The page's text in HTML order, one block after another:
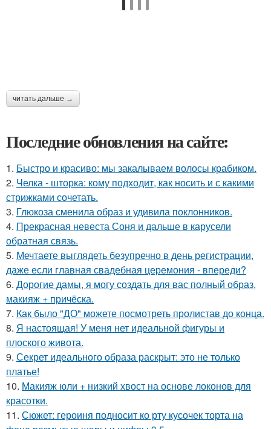
читать дальше →
Последние обновления на сайте:
1. Быстро и красиво: мы закалываем волосы крабиком.
2. Челка - шторка: кому подходит, как носить и с какими
стрижками сочетать.
3. Глюкоза сменила образ и удивила поклонников.
4. Прекрасная невеста Соня и дальше в карусели
обратная связь.
5. Мечтаете выглядеть безупречно в день регистрации,
даже если главная свадебная церемония - впереди?
6. Дорогие дамы, я могу создать для вас полный образ,
макияж + причёска.
7. Как было "ДО" можете посмотреть пролистав до конца.
8. Я настоящая! У меня нет идеальной фигуры и
плоского живота.
9. Секрет идеального образа раскрыт: это не только
платье!
10. Макияж юли + низкий хвост на основе локонов для
красотки.
11. Сюжет: героиня подносит ко рту кусочек торта на